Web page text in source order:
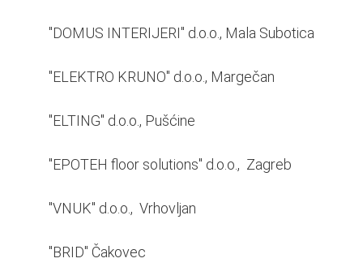
"DOMUS INTERIJERI" d.o.o., Mala Subotica
"ELEKTRO KRUNO" d.o.o., Margečan
"ELTING" d.o.o., Pušćine
"EPOTEH floor solutions" d.o.o., Zagreb
"VNUK" d.o.o., Vrhovljan
"BRID" Čakovec